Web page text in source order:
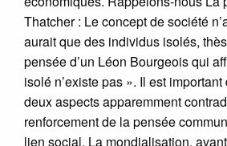
Thatcher : Le concept de société
aurait que des individus isolés,
pensée d’un Léon Bourgeois qui
isolé n’existe pas ». Il est important
deux aspects apparemment
renforcement de la pensée
lien social. La mondialisation,